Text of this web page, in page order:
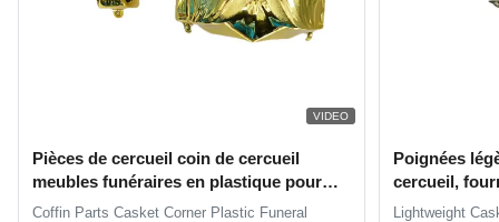
VIDEO
Pièces de cercueil coin de cercueil
meubles funéraires en plastique pour
l'Amérique du Sud
Coffin Parts Casket Corner Plastic Funeral
Poignées
cercueil,
cercueil
Lightweight